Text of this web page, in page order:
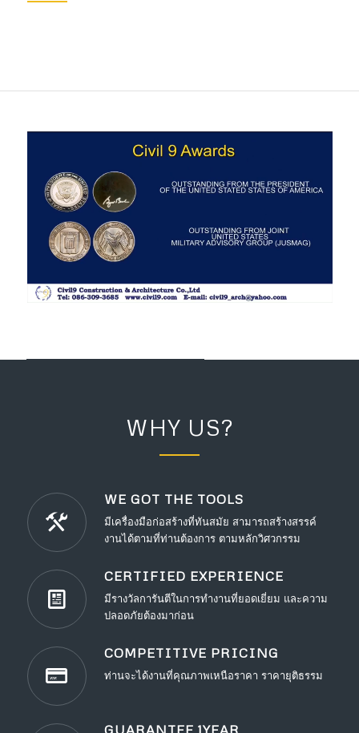
WHY US?
WE GOT THE TOOLS
มีเครื่องมือก่อสร้างที่ทันสมัย สามารถสร้างสรรค์
งานได้ตามที่ท่านต้องการ ตามหลักวิศวกรรม
CERTIFIED EXPERIENCE
มีรางวัลการันตีในการทำงานที่ยอดเยี่ยม และความ
ปลอดภัยต้องมาก่อน
COMPETITIVE PRICING
ท่านจะได้งานที่คุณภาพเหนือราคา ราคายุติธรรม